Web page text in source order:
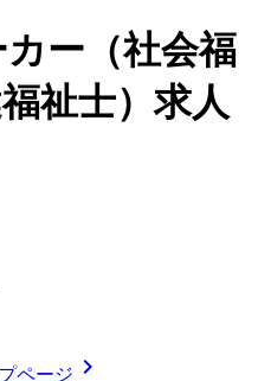
ー（社会福
祉士）求人
ページ 